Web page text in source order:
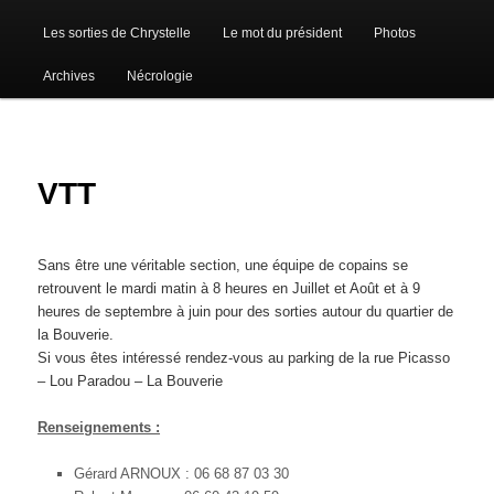
Les sorties de Chrystelle Le mot du président Photos
Archives Nécrologie
VTT
Sans être une véritable section, une équipe de copains se
retrouvent le mardi matin à 8 heures en Juillet et Août et à 9
heures de septembre à juin pour des sorties autour du quartier de
la Bouverie.
Si vous êtes intéressé rendez-vous au parking de la rue Picasso
– Lou Paradou – La Bouverie
Renseignements :
Gérard ARNOUX : 06 68 87 03 30